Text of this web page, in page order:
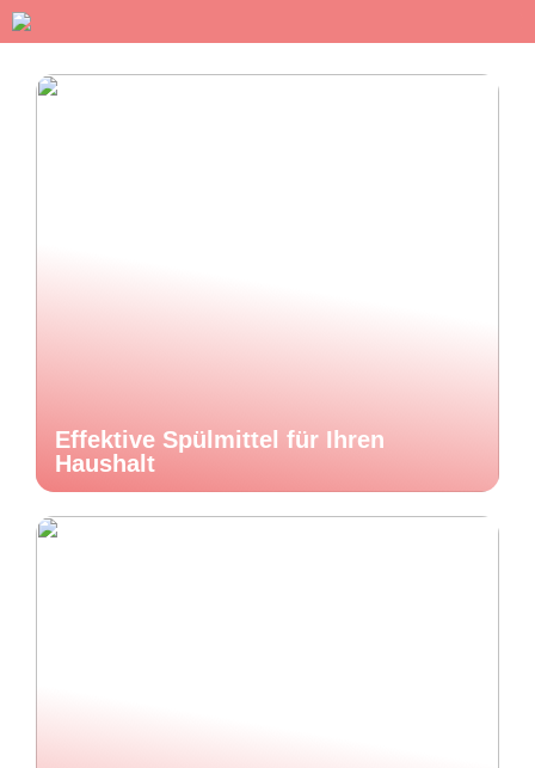
Effektive Spülmittel für Ihren
Haushalt